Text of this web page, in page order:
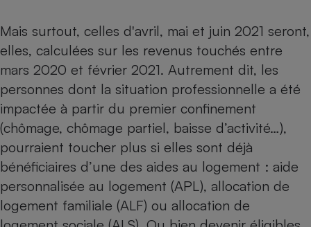
Mais surtout, celles d'avril, mai et juin 2021 seront,
elles, calculées sur les revenus touchés entre
mars 2020 et février 2021. Autrement dit, les
personnes dont la situation professionnelle a été
impactée à partir du premier confinement
(chômage, chômage partiel, baisse d’activité…),
pourraient toucher plus si elles sont déjà
bénéficiaires d’une des aides au logement : aide
personnalisée au logement (APL), allocation de
logement familiale (ALF) ou allocation de
Climatiseur -
Ventilateur
Antivirus
Climatiseur -
Ventilateur